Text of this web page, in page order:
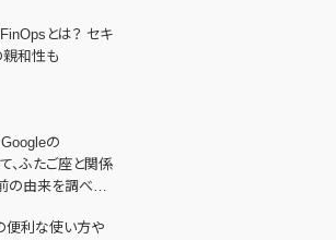
とは？ セキ
親和性も
Googleの
て、ふたご座と関係
の由来を調べて
便利な使い方や